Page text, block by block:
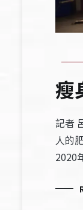
瘦
記者
人的
2020